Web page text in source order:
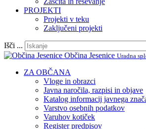
PROJEKTI
Projekti v teku
Zaključeni projekti
Išči ...
Občina Jesenice Uradna
ZA OBČANA
Vloge in obrazci
Javna naročila, razpisi in objave
Katalog informacij javnega
Varstvo osebnih podatkov
Varuhov kotiček
Register predpisov